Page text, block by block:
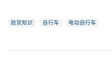
验货知识 自行车 电动自行车